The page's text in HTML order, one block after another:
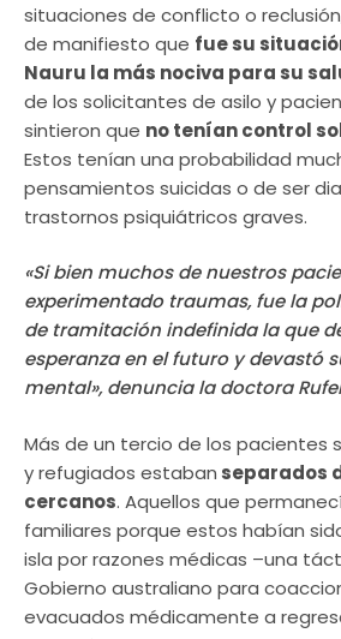
situaciones de conflicto o
de manifiesto que fue su
Nauru la más nociva para su
de los solicitantes de asilo y
sintieron que no tenían control
Estos tenían una probabilidad
pensamientos suicidas o de ser
trastornos psiquiátricos graves.
«Si bien muchos de nuestros
experimentado traumas, fue la
de tramitación indefinida la que
esperanza en el futuro y devastó
mental», denuncia la doctora
Más de un tercio de los pacientes
y refugiados estaban separados
cercanos. Aquellos que
familiares porque estos habían
isla por razones médicas –una
Gobierno australiano para
evacuados médicamente a